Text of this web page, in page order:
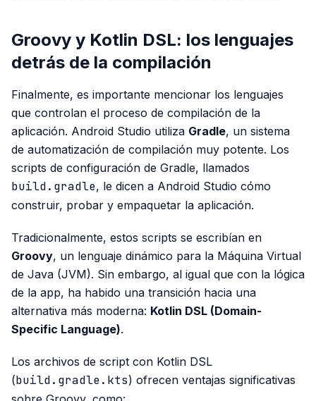
Groovy y Kotlin DSL: los lenguajes
detrás de la compilación
Finalmente, es importante mencionar los lenguajes
que controlan el proceso de compilación de la
aplicación. Android Studio utiliza Gradle, un sistema
de automatización de compilación muy potente. Los
scripts de configuración de Gradle, llamados
build.gradle, le dicen a Android Studio cómo
construir, probar y empaquetar la aplicación.
Tradicionalmente, estos scripts se escribían en
Groovy, un lenguaje dinámico para la Máquina Virtual
de Java (JVM). Sin embargo, al igual que con la lógica
de la app, ha habido una transición hacia una
alternativa más moderna: Kotlin DSL (Domain-
Specific Language).
Los archivos de script con Kotlin DSL
(build.gradle.kts) ofrecen ventajas significativas